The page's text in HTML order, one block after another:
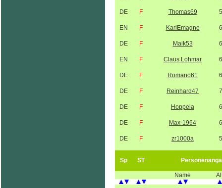
DE F Thomas69
EN F KarlEmagne
DE F Maik53
EN F Claus Lohmar
DE F Romano61
DE F Reinhard47
DE F Hoppela
DE F Max-1964
DE F zr1000a
Sp ST
Name